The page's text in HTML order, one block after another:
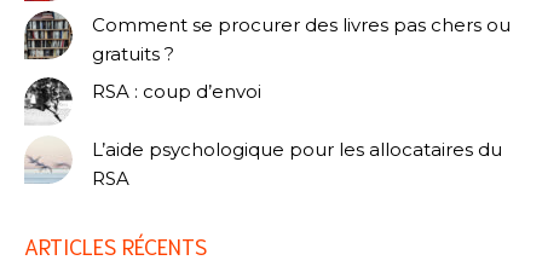
Comment se procurer des livres pas chers ou
gratuits ?
RSA : coup d’envoi
L’aide psychologique pour les allocataires du
RSA
ARTICLES RÉCENTS